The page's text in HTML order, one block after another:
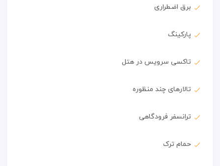
برق اضطراری
پارکینگ
تاکسی سرویس در هتل
تالارهای چند منظوره
ترانسفر فرودگاهی
حمام ترک